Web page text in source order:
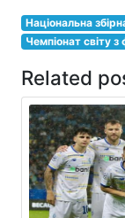
Національна
Чемпіонат світу
Related